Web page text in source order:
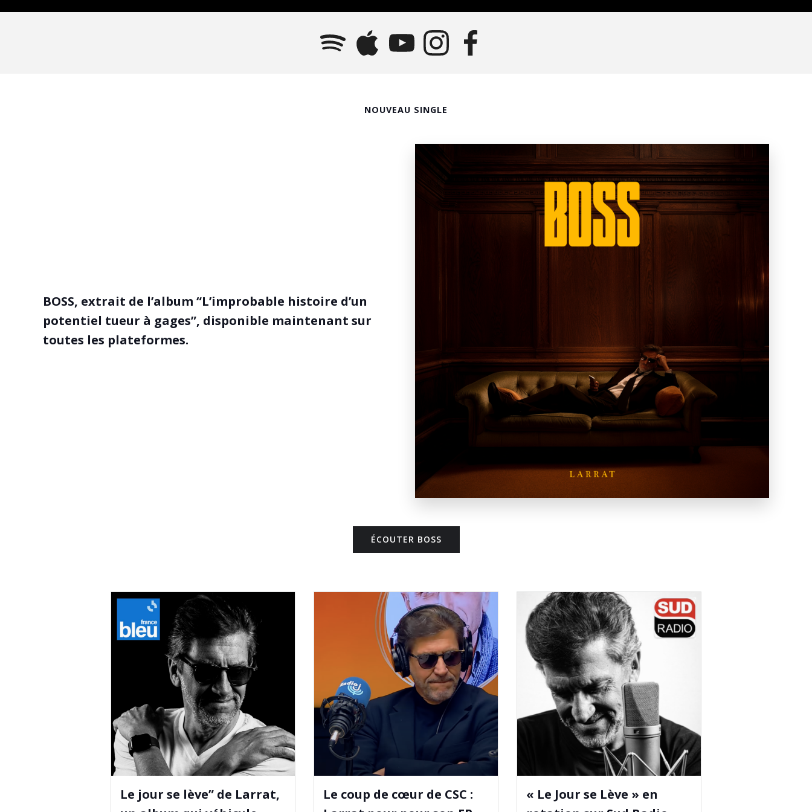
NOUVEAU SINGLE
BOSS, extrait de l’album “L’improbable histoire d’un
potentiel tueur à gages”, disponible maintenant sur
toutes les plateformes.
ÉCOUTER BOSS
Le jour se lève” de Larrat,
Le coup de cœur de CSC :
« Le Jour se Lève » en